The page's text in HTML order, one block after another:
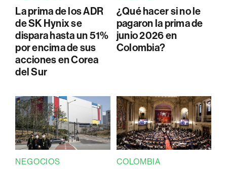
La prima de los ADR
de SK Hynix se
dispara hasta un 51%
por encima de sus
acciones en Corea
del Sur
¿Qué hacer si no le
pagaron la prima de
junio 2026 en
Colombia?
NEGOCIOS COLOMBIA